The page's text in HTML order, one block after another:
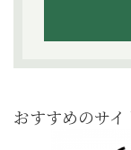
おすすめのサイ